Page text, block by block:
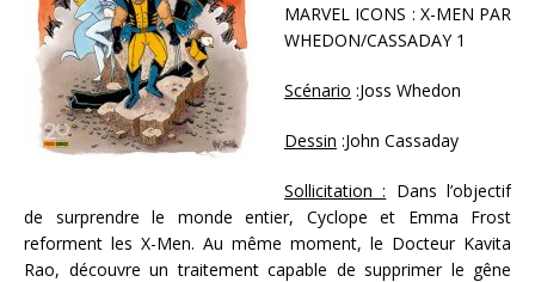
MARVEL ICONS : X-MEN PAR
WHEDON/CASSADAY 1
Scénario :Joss Whedon
Dessin :John Cassaday
Sollicitation : Dans l’objectif
de surprendre le monde entier, Cyclope et Emma Frost
reforment les X-Men. Au même moment, le Docteur Kavita
Rao, découvre un traitement capable de supprimer le gêne